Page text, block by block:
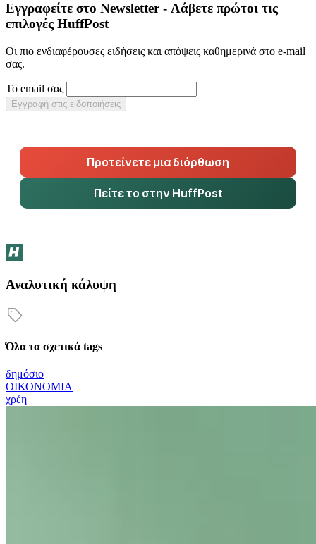
Εγγραφείτε στο Newsletter - Λάβετε πρώτοι τις
επιλογές HuffPost
Οι πιο ενδιαφέρουσες ειδήσεις και απόψεις καθημερινά στο e-mail
σας.
Το email σας
Εγγραφή στις ειδοποιήσεις
Προτείνετε μια διόρθωση
Πείτε το στην HuffPost
Αναλυτική κάλυψη
Όλα τα σχετικά tags
δημόσιο
ΟΙΚΟΝΟΜΙΑ
χρέη